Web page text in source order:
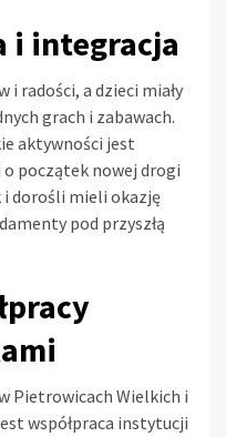
i integracja
i radości, a dzieci miały
grach i zabawach.
aktywności jest
o początek nowej drogi
i dorośli mieli okazję
pod przyszłą
Pietrowicach Wielkich i
współpraca instytucji